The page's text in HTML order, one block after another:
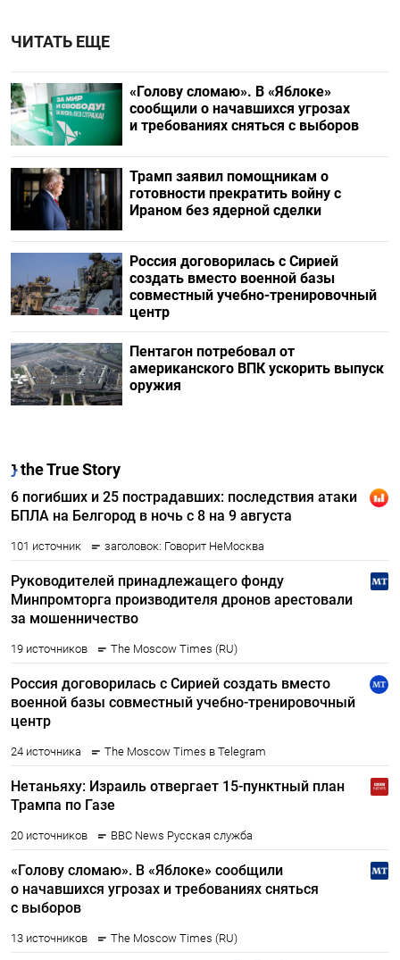
ЧИТАТЬ ЕЩЕ
«Голову сломаю». В «Яблоке»
сообщили о начавшихся угрозах
и требованиях сняться с выборов
Трамп заявил помощникам о
готовности прекратить войну с
Ираном без ядерной сделки
Россия договорилась с Сирией
создать вместо военной базы
совместный учебно-тренировочный
центр
Пентагон потребовал от
американского ВПК ускорить выпуск
оружия